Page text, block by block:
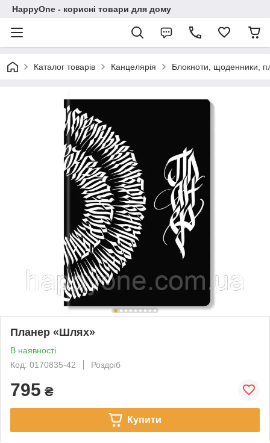
HappyOne - корисні товари для дому
Каталог товарів Канцелярія Блокноти, щоденники,
Планер «Шлях»
В наявності
Код: 0170835-42
Роздріб
795 ₴
Купити